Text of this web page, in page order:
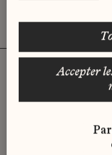
Vous n'avez
qui
Envoyez-
accepter les cookies strictement